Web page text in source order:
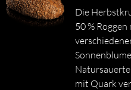
Die
50 %
mit Quark